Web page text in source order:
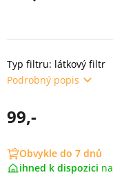
Typ filtru: látkový filtr
Podrobný popis
99,-
Obvykle do 7 dnů
ihned k dispozici na